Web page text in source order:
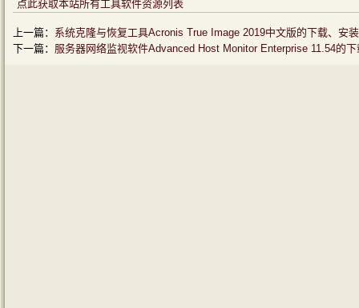
点此获取本站所有工具软件资源列表
上一篇： 系统克隆与恢复工具Acronis True Image 2019中文版的下载、安
下一篇： 服务器网络监视软件Advanced Host Monitor Enterprise 11.54的